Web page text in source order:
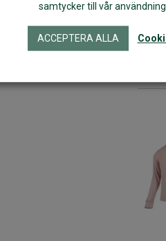
en
samtycker till vår
ACCEPTERA ALLA